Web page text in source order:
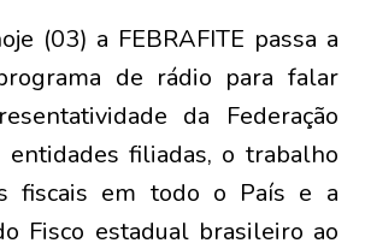
(03) a FEBRAFITE passa a
de rádio para falar
da Federação
entidades filiadas, o trabalho
fiscais em todo o País e a
Fisco estadual brasileiro ao